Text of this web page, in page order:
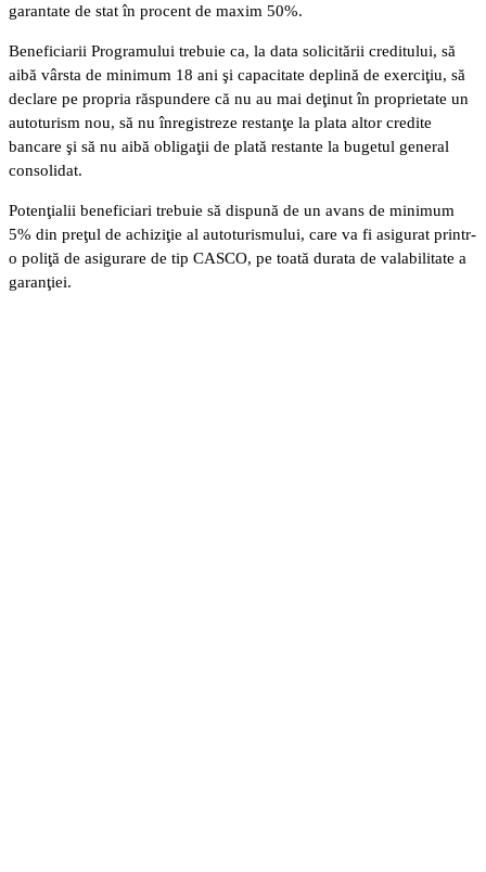
garantate de stat în procent de maxim 50%.
Beneficiarii Programului trebuie ca, la data solicitării creditului, să
aibă vârsta de minimum 18 ani şi capacitate deplină de exerciţiu, să
declare pe propria răspundere că nu au mai deţinut în proprietate un
autoturism nou, să nu înregistreze restanţe la plata altor credite
bancare şi să nu aibă obligaţii de plată restante la bugetul general
consolidat.
Potenţialii beneficiari trebuie să dispună de un avans de minimum
5% din preţul de achiziţie al autoturismului, care va fi asigurat printr-
o poliţă de asigurare de tip CASCO, pe toată durata de valabilitate a
garanţiei.